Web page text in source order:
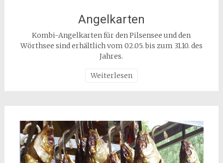
Angelkarten
Kombi-Angelkarten für den Pilsensee und den
Wörthsee sind erhältlich vom 02.05. bis zum 31.10. des
Jahres.
Weiterlesen